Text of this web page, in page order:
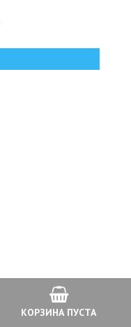
КОРЗИНА ПУСТА
арт АН-Бр-004